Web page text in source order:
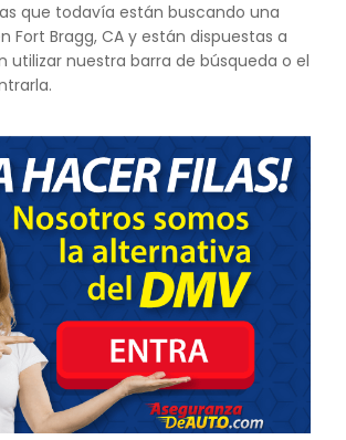
que todavía están buscando una
Fort Bragg, CA y están dispuestas a
utilizar nuestra barra de búsqueda o el